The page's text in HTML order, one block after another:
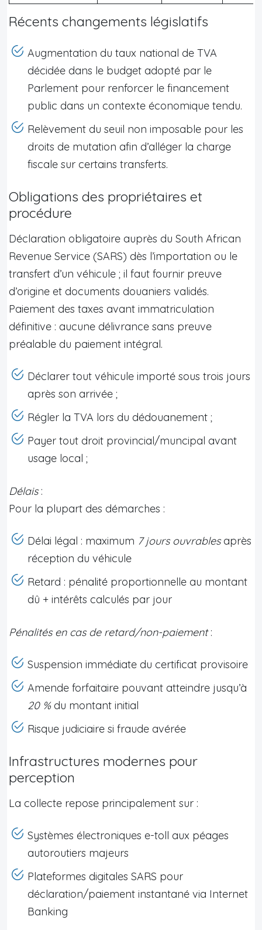
Récents changements législatifs
Augmentation du taux national de TVA
décidée dans le budget adopté par le
Parlement pour renforcer le financement
public dans un contexte économique tendu.
Relèvement du seuil non imposable pour les
droits de mutation afin d’alléger la charge
fiscale sur certains transferts.
Obligations des propriétaires et
procédure
Déclaration obligatoire auprès du South African
Revenue Service (SARS) dès l’importation ou le
transfert d’un véhicule ; il faut fournir preuve
d’origine et documents douaniers validés.
Paiement des taxes avant immatriculation
définitive : aucune délivrance sans preuve
préalable du paiement intégral.
Déclarer tout véhicule importé sous trois jours
après son arrivée ;
Régler la TVA lors du dédouanement ;
Payer tout droit provincial/muncipal avant
usage local ;
Délais:
Pour la plupart des démarches :
Délai légal : maximum 7 jours ouvrablesaprès
réception du véhicule
Retard : pénalité proportionnelle au montant
dû + intérêts calculés par jour
Pénalités en cas de retard/non-paiement:
Suspension immédiate du certificat provisoire
Amende forfaitaire pouvant atteindre jusqu’à
20 %du montant initial
Risque judiciaire si fraude avérée
Infrastructures modernes pour
perception
La collecte repose principalement sur :
Systèmes électroniques e-toll aux péages
autoroutiers majeurs
Plateformes digitales SARS pour
déclaration/paiement instantané via Internet
Banking